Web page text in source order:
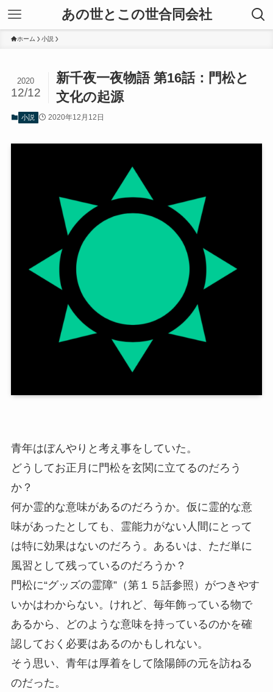
あの世とこの世合同会社
ホーム 小説
新千夜一夜物語 第16話：門松と
文化の起源
2020
12/12
小説 2020年12月12日
青年はぼんやりと考え事をしていた。
どうしてお正月に門松を玄関に立てるのだろう
か？
何か霊的な意味があるのだろうか。仮に霊的な意
味があったとしても、霊能力がない人間にとって
は特に効果はないのだろう。あるいは、ただ単に
風習として残っているのだろうか？
門松に“グッズの霊障”（第１５話参照）がつきやす
いかはわからない。けれど、毎年飾っている物で
あるから、どのような意味を持っているのかを確
認しておく必要はあるのかもしれない。
そう思い、青年は厚着をして陰陽師の元を訪ねる
のだった。